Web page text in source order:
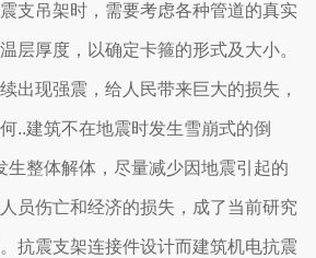
支吊架时，需要考虑各种管道的真实
层厚度，以确定卡箍的形式及大小。
出现强震，给人民带来巨大的损失，
..建筑不在地震时发生雪崩式的倒
生整体解体，尽量减少因地震引起的
员伤亡和经济的损失，成了当前研究
抗震支架连接件设计而建筑机电抗震